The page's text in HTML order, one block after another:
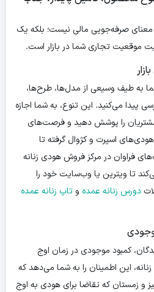
معنای صرفه‌جویی مالی نیست؛ بلکه یک
موقعیت تجاری شما در بازار است.
به طیف وسیعی از مدل‌ها، طرح‌ها،
پیدا می‌کنید. این تنوع، به شما اجازه
را پوشش دهید و فرصت‌های
اسپرت و کژوال گرفته تا
فراوان در مرکز فروش هودی زنانه
تا ویترین یا وب‌سایت خود را
دورس زنانه عمده وتاپ زنانه عمده
کمبود موجودی در زمان اوج
این اطمینان را به شما می‌دهد که
و زمستان که تقاضا برای هودی به اوج